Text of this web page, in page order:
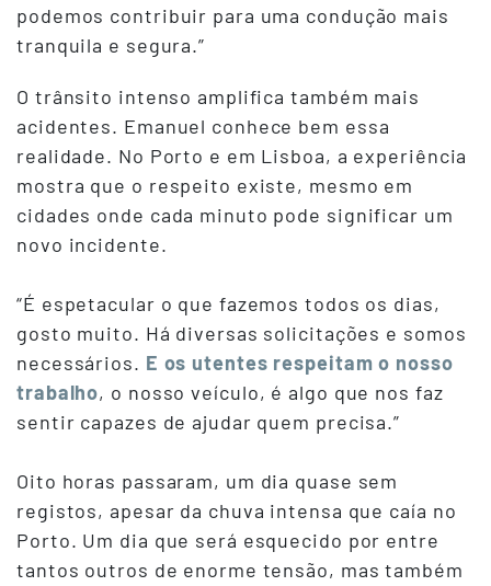
podemos contribuir para uma condução mais
tranquila e segura.”
O trânsito intenso amplifica também mais
acidentes. Emanuel conhece bem essa
realidade. No Porto e em Lisboa, a experiência
mostra que o respeito existe, mesmo em
cidades onde cada minuto pode significar um
novo incidente.
“É espetacular o que fazemos todos os dias,
gosto muito. Há diversas solicitações e somos
necessários. E os utentes respeitam o nosso
trabalho, o nosso veículo, é algo que nos faz
sentir capazes de ajudar quem precisa.”
Oito horas passaram, um dia quase sem
registos, apesar da chuva intensa que caía no
Porto. Um dia que será esquecido por entre
tantos outros de enorme tensão, mas também